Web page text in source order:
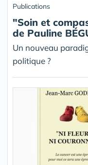
Publications
"Soin et
de Pauline
Un nouveau
politique ?